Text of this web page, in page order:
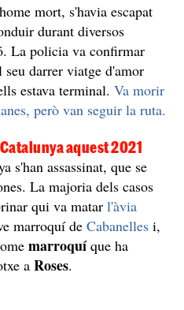
mort, s'havia escapat
durant diversos
La policia va confirmar
seu darrer viatge d'amor
estava terminal. Va morir
però van seguir la ruta.
aquest 2021
s'han assassinat, que se
La majoria dels casos
qui va matar l'àvia
marroquí de Cabanelles i,
marroquíque ha
a Roses.